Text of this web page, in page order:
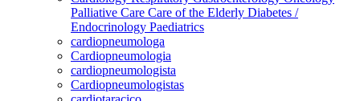
Palliative Care Care of the Elderly Diabetes /
Endocrinology Paediatrics
cardiopneumologa
Cardiopneumologia
cardiopneumologista
Cardiopneumologistas